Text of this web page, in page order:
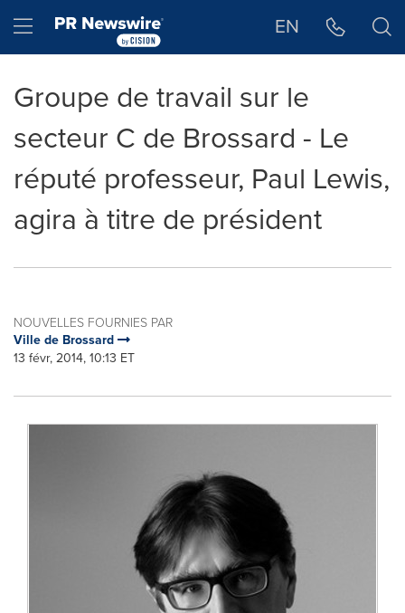
Hamburger menu EN
Groupe de travail sur le
secteur C de Brossard - Le
réputé professeur, Paul Lewis,
agira à titre de président
NOUVELLES FOURNIES PAR
Ville de Brossard
13 févr, 2014, 10:13 ET